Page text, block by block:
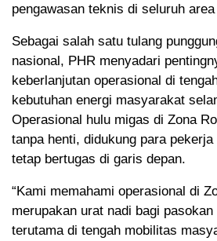
pengawasan teknis di seluruh
Sebagai salah satu tulang
nasional, PHR menyadari
keberlanjutan operasional di
kebutuhan energi masyarakat
Operasional hulu migas di Zona
tanpa henti, didukung para
tetap bertugas di garis depan.
“Kami memahami operasional di
merupakan urat nadi bagi
terutama di tengah mobilitas